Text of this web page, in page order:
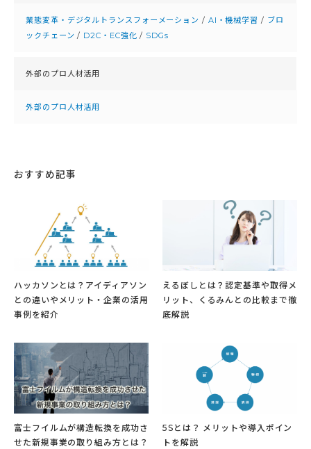
業態変革・デジタルトランスフォーメーション / AI・機械学習 / ブロ
ックチェーン / D2C・EC強化 / SDGs
外部のプロ人材活用
外部のプロ人材活用
おすすめ記事
ハッカソンとは？アイディアソン
との違いやメリット・企業の活用
事例を紹介
えるぼしとは？認定基準や取得メ
リット、くるみんとの比較まで徹
底解説
富士フイルムが構造転換を成功さ
せた新規事業の取り組み方とは？
5Sとは？ メリットや導入ポイン
トを解説